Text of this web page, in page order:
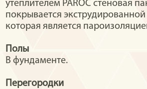
утеплителем PAROC стеновая
покрывается
которая является
Полы
В фундаменте.
Перегородки